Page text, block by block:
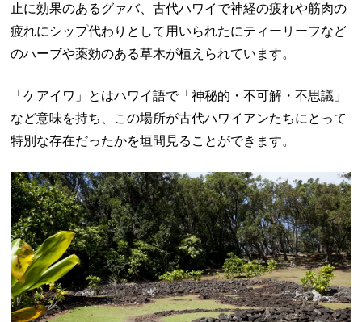
止に効果のあるグァバ、古代ハワイで神経の疲れや筋肉の
疲れにシップ代わりとして用いられたにティーリーフなど
のハーブや薬効のある草木が植えられています。
「ケアイワ」とはハワイ語で「神秘的・不可解・不思議」
など意味を持ち、この場所が古代ハワイアンたちにとって
特別な存在だったかを垣間見ることができます。